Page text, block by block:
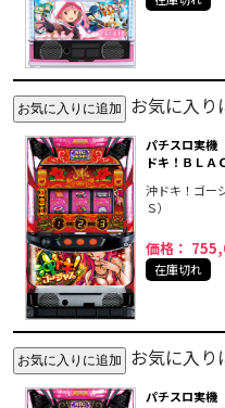
お気に入り
パチスロ実
ドキ！ＢＬＡ
沖ドキ！ゴー
Ｓ）
価格：
在庫切れ
お気に入り
パチスロ実